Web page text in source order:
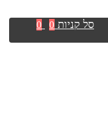
סל קניות 0
0